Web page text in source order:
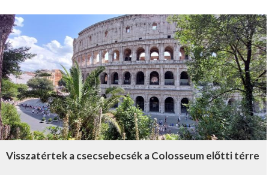
Visszatértek a csecsebecsék a Colosseum előtti térre